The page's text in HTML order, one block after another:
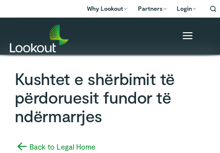
Why Lookout Partners Login
Kushtet e shërbimit të
përdoruesit fundor të
ndërmarrjes
Back to Legal Home